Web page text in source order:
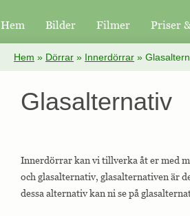
Hem Bilder Filmer Priser
Hem » Dörrar » Innerdörrar »
Glasalternativ
Innerdörrar kan vi tillverka åt er med
och glasalternativ, glasalternativen är
dessa alternativ kan ni se på